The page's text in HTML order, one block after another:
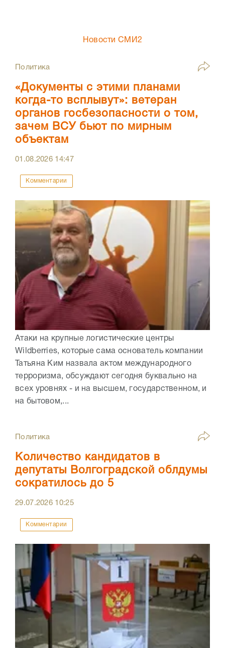
Новости СМИ2
Политика
«Документы с этими планами
когда-то всплывут»: ветеран
органов госбезопасности о том,
зачем ВСУ бьют по мирным
объектам
01.08.2026 14:47
Комментарии
Атаки на крупные логистические центры
Wildberries, которые сама основатель компании
Татьяна Ким назвала актом международного
терроризма, обсуждают сегодня буквально на
всех уровнях - и на высшем, государственном, и
на бытовом,...
Политика
Количество кандидатов в
депутаты Волгоградской облдумы
сократилось до 5
29.07.2026 10:25
Комментарии